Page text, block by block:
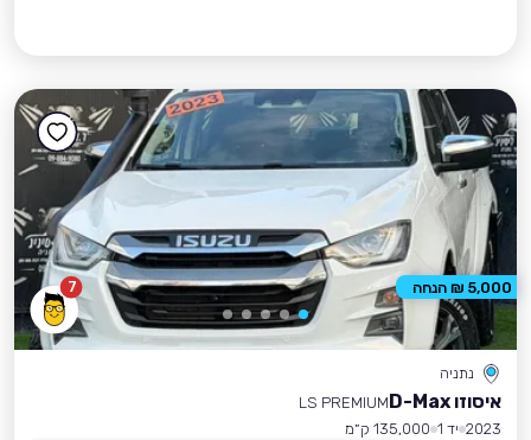
7
נתניה
איסוזו D-Max
LS PREMIUM
2023 יד 1
135,000 ק״מ
5,000 ₪ הנחה